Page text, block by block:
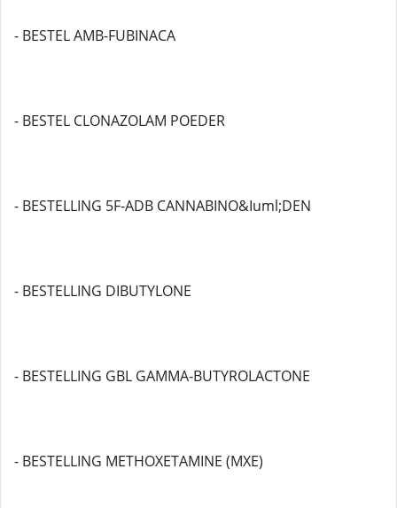
- BESTEL AMB-FUBINACA
- BESTEL CLONAZOLAM POEDER
- BESTELLING 5F-ADB CANNABINO&Iuml;DEN
- BESTELLING DIBUTYLONE
- BESTELLING GBL GAMMA-BUTYROLACTONE
- BESTELLING METHOXETAMINE (MXE)